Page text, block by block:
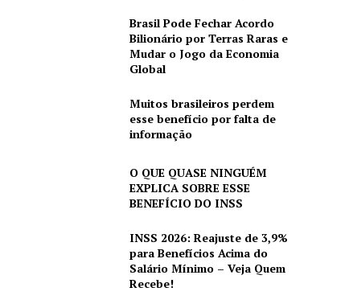
Brasil Pode Fechar Acordo
Bilionário por Terras Raras e
Mudar o Jogo da Economia
Global
Muitos brasileiros perdem
esse benefício por falta de
informação
O QUE QUASE NINGUÉM
EXPLICA SOBRE ESSE
BENEFÍCIO DO INSS
INSS 2026: Reajuste de 3,9%
para Benefícios Acima do
Salário Mínimo – Veja Quem
Recebe!